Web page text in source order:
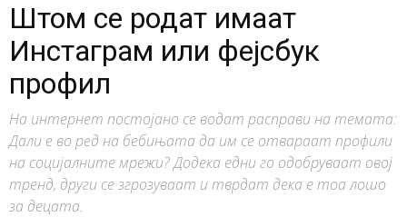
Штом се родат имаат
Инстаграм или фејсбук
профил
На интернет постојано се водат расправи на темата:
Дали е во ред на бебињата да им се отвараат профили
на социјалните мрежи? Додека едни го одобруваат овој
тренд, други се згрозуваат и тврдат дека е тоа лошо
за децата.